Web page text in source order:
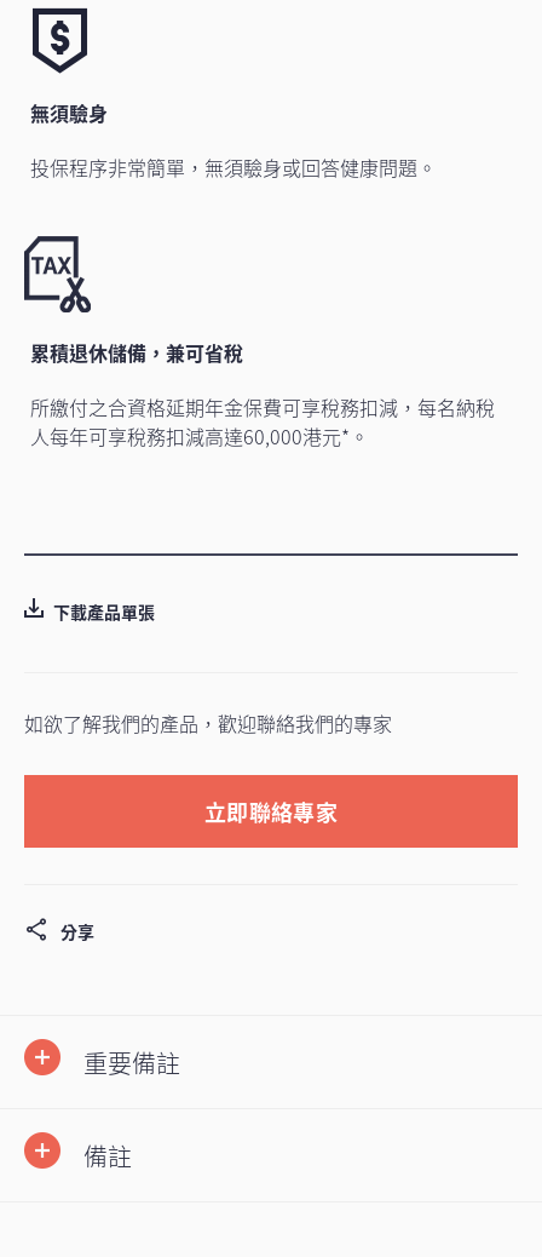
無須驗身
投保程序非常簡單，無須驗身或回答健康問題。
累積退休儲備，兼可省稅
所繳付之合資格延期年金保費可享稅務扣減，每名納稅
人每年可享稅務扣減高達60,000港元*。
下載產品單張
如欲了解我們的產品，歡迎聯絡我們的專家
立即聯絡專家
分享
重要備註
備註